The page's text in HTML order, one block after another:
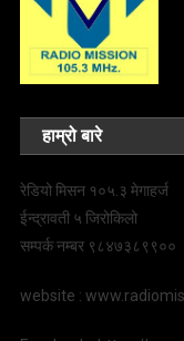
हाम्रो बारे
रेडियो मिसन १०५.३ मेगाहर्ज
ईन्द्रावती ५ जिरोकिलो
सम्पर्क नम्बर ९८४७३८९९००
website :